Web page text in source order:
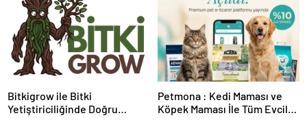
Bitkigrow ile Bitki
Yetiştiriciliğinde Doğru
Petmona : Kedi Maması ve
Köpek Maması İle Tüm Evcil